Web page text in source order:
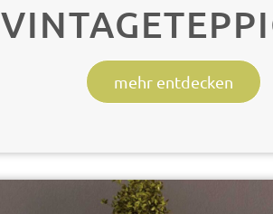
mehr entdecken